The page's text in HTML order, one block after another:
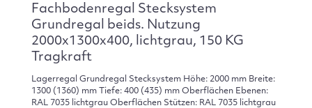
Fachbodenregal Stecksystem
Grundregal beids. Nutzung
2000x1300x400, lichtgrau, 150 KG
Tragkraft
Lagerregal Grundregal Stecksystem Höhe: 2000 mm Breite:
1300 (1360) mm Tiefe: 400 (435) mm Oberflächen Ebenen:
RAL 7035 lichtgrau Oberflächen Stützen: RAL 7035 lichtgrau